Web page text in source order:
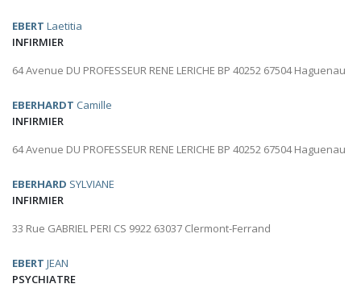
EBERT Laetitia
INFIRMIER
64 Avenue DU PROFESSEUR RENE LERICHE BP 40252 67504 Haguenau
EBERHARDT Camille
INFIRMIER
64 Avenue DU PROFESSEUR RENE LERICHE BP 40252 67504 Haguenau
EBERHARD SYLVIANE
INFIRMIER
33 Rue GABRIEL PERI CS 9922 63037 Clermont-Ferrand
EBERT JEAN
PSYCHIATRE